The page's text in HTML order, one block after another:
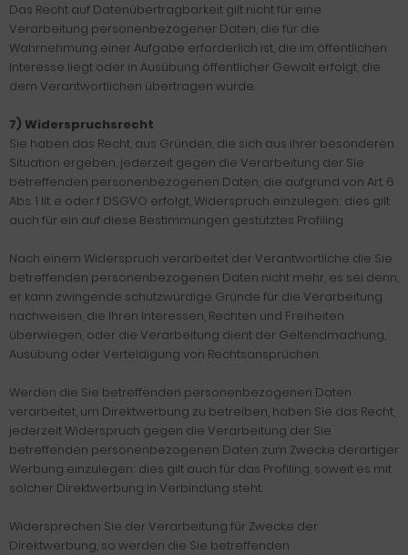
Das Recht auf Datenübertragbarkeit gilt nicht für eine
Verarbeitung personenbezogener Daten, die für die
Wahrnehmung einer Aufgabe erforderlich ist, die im öffentlichen
Interesse liegt oder in Ausübung öffentlicher Gewalt erfolgt, die
dem Verantwortlichen übertragen wurde.
7) Widerspruchsrecht
Sie haben das Recht, aus Gründen, die sich aus ihrer besonderen
Situation ergeben, jederzeit gegen die Verarbeitung der Sie
betreffenden personenbezogenen Daten, die aufgrund von Art. 6
Abs. 1 lit. e oder f DSGVO erfolgt, Widerspruch einzulegen; dies gilt
auch für ein auf diese Bestimmungen gestütztes Profiling.
Nach einem Widerspruch verarbeitet der Verantwortliche die Sie
betreffenden personenbezogenen Daten nicht mehr, es sei denn,
er kann zwingende schutzwürdige Gründe für die Verarbeitung
nachweisen, die Ihren Interessen, Rechten und Freiheiten
überwiegen, oder die Verarbeitung dient der Geltendmachung,
Ausübung oder Verteidigung von Rechtsansprüchen.
Werden die Sie betreffenden personenbezogenen Daten
verarbeitet, um Direktwerbung zu betreiben, haben Sie das Recht,
jederzeit Widerspruch gegen die Verarbeitung der Sie
betreffenden personenbezogenen Daten zum Zwecke derartiger
Werbung einzulegen; dies gilt auch für das Profiling, soweit es mit
solcher Direktwerbung in Verbindung steht.
Widersprechen Sie der Verarbeitung für Zwecke der
Direktwerbung, so werden die Sie betreffenden